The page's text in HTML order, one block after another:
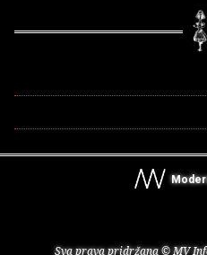
Sva prava pridržana © MV